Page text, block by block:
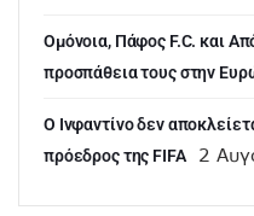
Ομόνοια, Πάφος F.C. και
προσπάθεια τους στην
Ο Ινφαντίνο δεν
πρόεδρος της FIFA
2